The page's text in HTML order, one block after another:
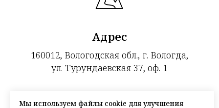
Адрес
160012, Вологодская обл., г. Вологда,
ул. Турундаевская 37, оф. 1
Мы используем файлы cookie для улучшения